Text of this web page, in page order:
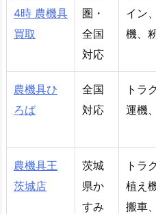
4時 農機具
買取
圏・
全国
対応
イン
機、
農機具ひ
ろば
全国
対応
トラ
運機
農機具王
茨城店
茨城
県か
すみ
トラ
植え
搬車